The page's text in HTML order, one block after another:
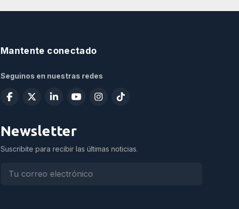
Mantente conectado
Seguinos en nuestras redes
Newsletter
Suscribite para recibir las últimas noticias.